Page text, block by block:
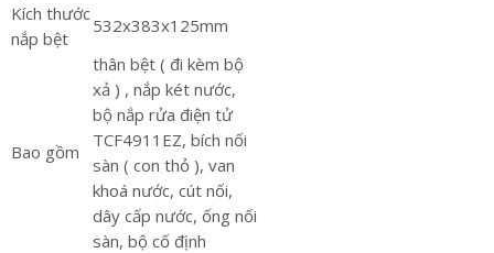
Kích thước
nắp bệt
532x383x125mm
Bao gồm
thân bệt ( đi kèm bộ
xả ) , nắp két nước,
bộ nắp rửa điện tử
TCF4911EZ, bích nối
sàn ( con thỏ ), van
khoá nước, cút nối,
dây cấp nước, ống nối
sàn, bộ cố định